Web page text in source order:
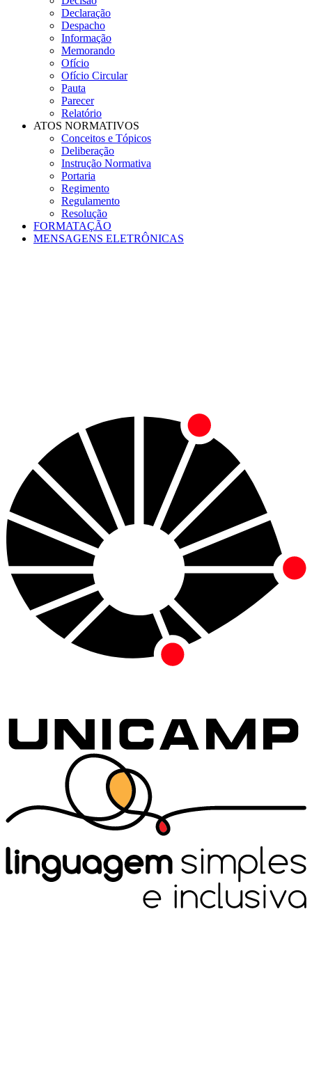
Declaração
Despacho
Informação
Memorando
Ofício
Ofício Circular
Pauta
Parecer
Relatório
ATOS NORMATIVOS
Conceitos e Tópicos
Deliberação
Instrução Normativa
Portaria
Regimento
Regulamento
Resolução
FORMATAÇÃO
MENSAGENS ELETRÔNICAS